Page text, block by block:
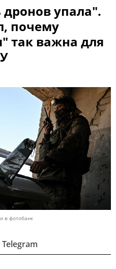
упала".
почему
так важна для
в фотобанк
Telegram